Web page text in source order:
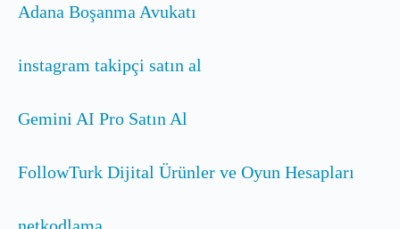
Adana Boşanma Avukatı
instagram takipçi satın al
Gemini AI Pro Satın Al
FollowTurk Dijital Ürünler ve Oyun Hesapları
netkodlama